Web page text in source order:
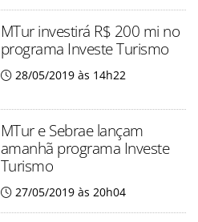
MTur investirá R$ 200 mi no
programa Investe Turismo
28/05/2019 às 14h22
MTur e Sebrae lançam
amanhã programa Investe
Turismo
27/05/2019 às 20h04